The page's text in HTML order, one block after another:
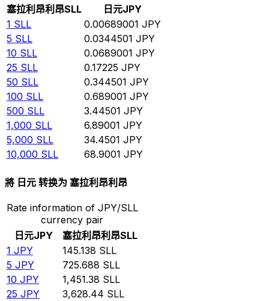
塞拉利昂利昂SLL 日元JPY
1 SLL 0.00689001 JPY
5 SLL 0.0344501 JPY
10 SLL 0.0689001 JPY
25 SLL 0.17225 JPY
50 SLL 0.344501 JPY
100 SLL 0.689001 JPY
500 SLL 3.44501 JPY
1,000 SLL 6.89001 JPY
5,000 SLL 34.4501 JPY
10,000 SLL 68.9001 JPY
將 日元 转换为 塞拉利昂利昂
Rate information of JPY/SLL
currency pair
日元JPY 塞拉利昂利昂SLL
1 JPY 145.138 SLL
5 JPY 725.688 SLL
10 JPY 1,451.38 SLL
25 JPY 3,628.44 SLL